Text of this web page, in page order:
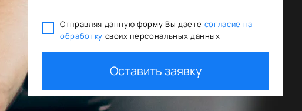
Trade In как первый взнос
+ дополнительная скидка
Отправляя данную форму Вы даете согласие на
обработку своих персональных данных
Оставить заявку